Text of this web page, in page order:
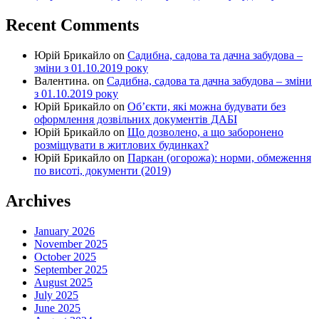
Recent Comments
Юрій Брикайло on Садибна, садова та дачна забудова –
зміни з 01.10.2019 року
Валентина. on Садибна, садова та дачна забудова – зміни
з 01.10.2019 року
Юрій Брикайло on Об’єкти, які можна будувати без
оформлення дозвільних документів ДАБІ
Юрій Брикайло on Що дозволено, а що заборонено
розміщувати в житлових будинках?
Юрій Брикайло on Паркан (огорожа): норми, обмеження
по висоті, документи (2019)
Archives
January 2026
November 2025
October 2025
September 2025
August 2025
July 2025
June 2025